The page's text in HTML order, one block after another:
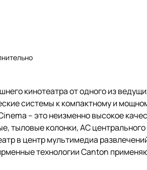
кинотеатра от одного из
системы к компактному и
– это неизменно высокое
тыловые колонки, АС
в центр мультимедиа
технологии Canton